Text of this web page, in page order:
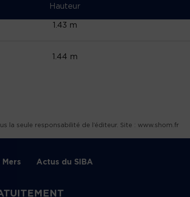
Hauteur
1.43 m
1.44 m
la seule responsabilité de l’éditeur. Site : www.shom.fr
Mers Actus du SIBA